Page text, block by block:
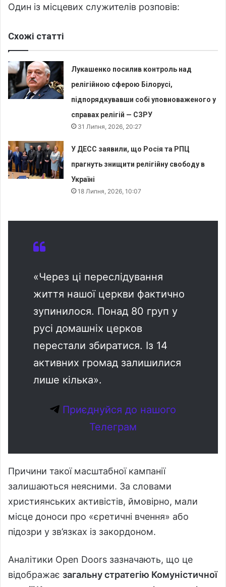
Один із місцевих служителів розповів:
Схожі статті
Лукашенко посилив контроль над
релігійною сферою Білорусі,
підпорядкувавши собі уповноваженого у
справах релігій — СЗРУ
31 Липня, 2026, 20:27
У ДЕСС заявили, що Росія та РПЦ
прагнуть знищити релігійну свободу в
Україні
18 Липня, 2026, 10:07
«Через ці переслідування
життя нашої церкви фактично
зупинилося. Понад 80 груп у
русі домашніх церков
перестали збиратися. Із 14
активних громад залишилися
лише кілька».
Приєднуйся до нашого
Телеграм
Причини такої масштабної кампанії
залишаються неясними. За словами
християнських активістів, ймовірно, мали
місце доноси про «єретичні вчення» або
підозри у зв’язках із закордоном.
Аналітики Open Doors зазначають, що це
відображає загальну стратегію Комуністичної